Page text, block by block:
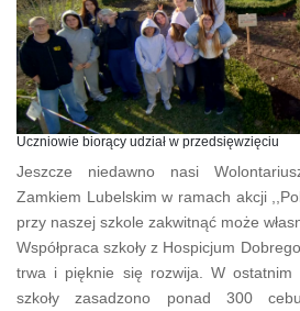
Uczniowie biorący udział w przedsięwzięciu
Jeszcze niedawno nasi
Zamkiem Lubelskim w ramach akcji
przy naszej szkole zakwitnąć może
Współpraca szkoły z Hospicjum
trwa i pięknie się rozwija. W ostatnim
szkoły zasadzono ponad 300